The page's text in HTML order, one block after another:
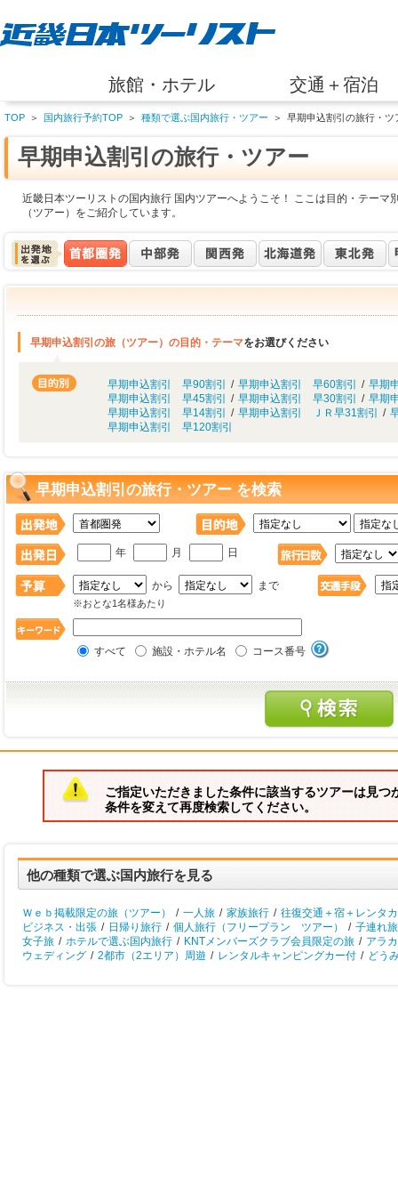
旅館・ホテル 交通＋宿泊
TOP ＞ 国内旅行予約TOP ＞ 種類で選ぶ国内旅行・ツアー ＞ 早期申込割引の旅行・ツ
早期申込割引の旅行・ツアー
近畿日本ツーリストの国内旅行 国内ツアーへようこそ！ ここは目的・テーマ
（ツアー）をご紹介しています。
早期申込割引の旅（ツアー）の目的・テーマをお選びください
早期申込割引 早90割引 / 早期申込割引 早60割引 / 早期
早期申込割引 早45割引
/ 早期申込割引 早30割引 / 早期
早期申込割引 早14割引
/ 早期申込割引 ＪＲ早31割引 /
早期申込割引 早120割引
早期申込割引の旅行・ツアー を検索
年 月 日
から まで
※おとな1名様あたり
すべて 施設・ホテル名 コース番号
ご指定いただきました条件に該当するツアーは見つ
条件を変えて再度検索してください。
他の種類で選ぶ国内旅行を見る
Ｗｅｂ掲載限定の旅（ツアー） / 一人旅 / 家族旅行 / 往復交通＋宿＋レンタ
ビジネス・出張 / 日帰り旅行 / 個人旅行（フリープラン ツアー） / 子連れ
女子旅 / ホテルで選ぶ国内旅行 / KNTメンバーズクラブ会員限定の旅 / アラ
ウェディング / 2都市（2エリア）周遊 / レンタルキャンピングカー付 / どう